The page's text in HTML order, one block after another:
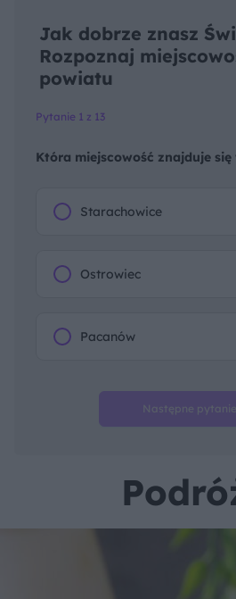
Jak dobrze znasz
Rozpoznaj
powiatu
Pytanie 1 z 13
Która miejscowość znajduje
Starachowice
Ostrowiec
Pacanów
Następne pytanie